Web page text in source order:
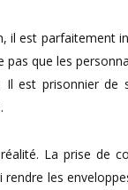
est parfaitement
pas que les
Il est prisonnier
La prise de
rendre les